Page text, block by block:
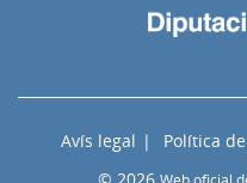
Avís legal Política